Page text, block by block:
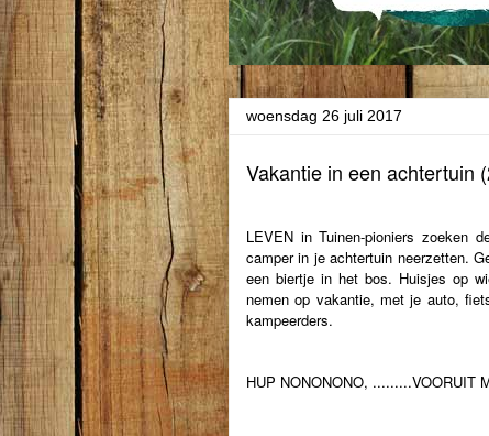
woensdag 26 juli 2017
Vakantie in een achtertuin
LEVEN in Tuinen-pioniers zoeken
camper in je achtertuin neerzetten.
een biertje in het bos. Huisjes op
nemen op vakantie, met je auto,
kampeerders.
HUP NONONONO, .........VOORUIT